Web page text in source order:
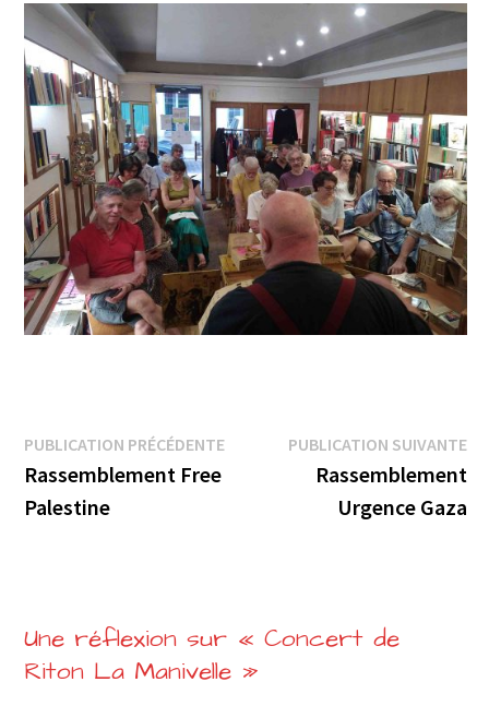
Navigation
de
l’article
PUBLICATION PRÉCÉDENTEPublication
précédente :
Rassemblement Free
Palestine
PUBLICATION SUIVANTE
Rassemblement
Urgence Gaza
Une réflexion sur «Concert de
Riton La Manivelle »